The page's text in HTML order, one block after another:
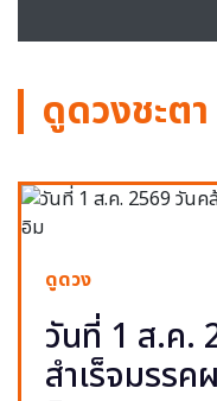
ดูดวงชะตา
ดูดวง
วันที่ 1 ส.ค.
สำเร็จมรร